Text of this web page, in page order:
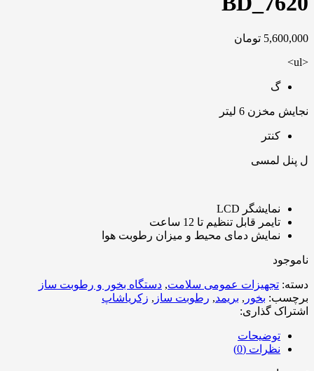
5,600,000 تومان
<ul>
گ
نجایش مخزن 6 لیتر
کنتر
ل پنل لمسی
نمایشگر LCD
تایمر قابل تنظیم تا 12 ساعت
نمایش دمای محیط و میزان رطوبت هوا
ناموجود
دسته: تجهیزات عمومی سلامت, دستگاه بخور و رطوبت ساز
برچسب: بخور , بریمد, رطوبت ساز , زکریاشاپ
اشتراک گذاری:
توضیحات
نظرات (0)